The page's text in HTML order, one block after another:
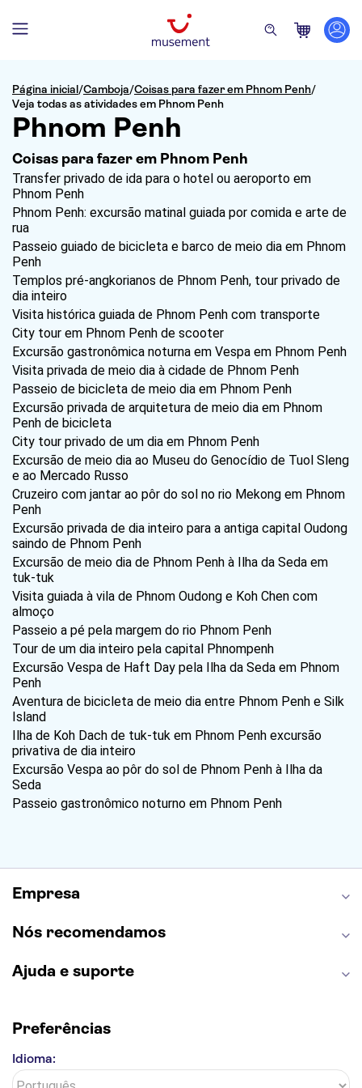
Página inicial/Camboja/Coisas para fazer em Phnom Penh/
Veja todas as atividades em Phnom Penh
Phnom Penh
Coisas para fazer em Phnom Penh
Transfer privado de ida para o hotel ou aeroporto em
Phnom Penh
Phnom Penh: excursão matinal guiada por comida e arte de
rua
Passeio guiado de bicicleta e barco de meio dia em Phnom
Penh
Templos pré-angkorianos de Phnom Penh, tour privado de
dia inteiro
Visita histórica guiada de Phnom Penh com transporte
City tour em Phnom Penh de scooter
Excursão gastronômica noturna em Vespa em Phnom Penh
Visita privada de meio dia à cidade de Phnom Penh
Passeio de bicicleta de meio dia em Phnom Penh
Excursão privada de arquitetura de meio dia em Phnom
Penh de bicicleta
City tour privado de um dia em Phnom Penh
Excursão de meio dia ao Museu do Genocídio de Tuol Sleng
e ao Mercado Russo
Cruzeiro com jantar ao pôr do sol no rio Mekong em Phnom
Penh
Excursão privada de dia inteiro para a antiga capital Oudong
saindo de Phnom Penh
Excursão de meio dia de Phnom Penh à Ilha da Seda em
tuk-tuk
Visita guiada à vila de Phnom Oudong e Koh Chen com
almoço
Passeio a pé pela margem do rio Phnom Penh
Tour de um dia inteiro pela capital Phnompenh
Excursão Vespa de Haft Day pela Ilha da Seda em Phnom
Penh
Aventura de bicicleta de meio dia entre Phnom Penh e Silk
Island
Ilha de Koh Dach de tuk-tuk em Phnom Penh excursão
privativa de dia inteiro
Excursão Vespa ao pôr do sol de Phnom Penh à Ilha da
Seda
Passeio gastronômico noturno em Phnom Penh
Empresa
Nós recomendamos
Ajuda e suporte
Preferências
Idioma: